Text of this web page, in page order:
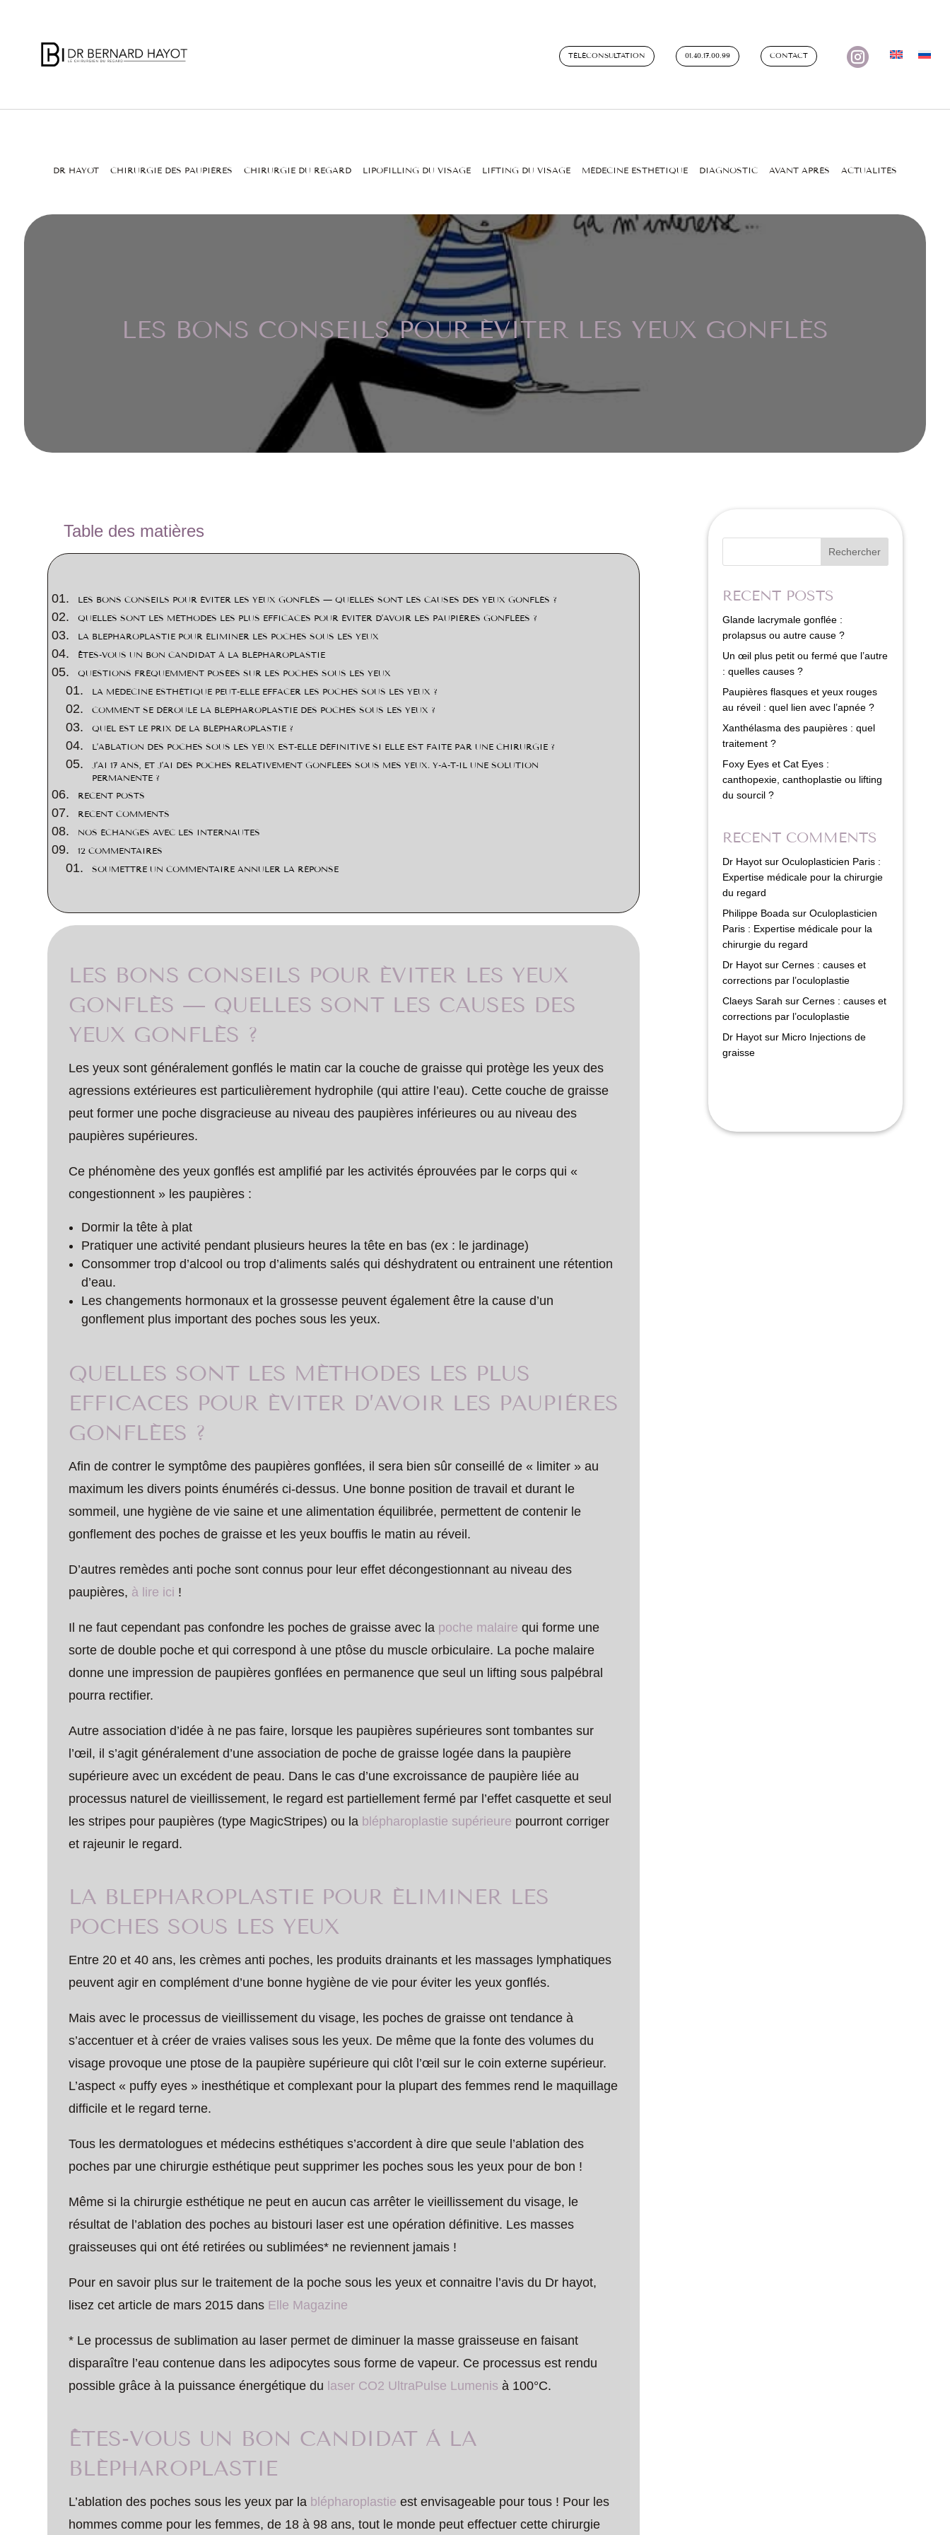
TÉLÉCONSULTATION 01.40.17.00.99 CONTACT 
DR HAYOT CHIRURGIE DES PAUPIÈRES CHIRURGIE DU REGARD LIPOFILLING DU VISAGE LIFTING DU VISAGE MÉDECINE ESTHÉTIQUE DIAGNOSTIC AVANT APRÈS ACTUALITÉS
LES BONS CONSEILS POUR ÉVITER LES YEUX GONFLÉS
Table des matières
LES BONS CONSEILS POUR ÉVITER LES YEUX GONFLÉS — QUELLES SONT LES CAUSES DES YEUX GONFLÉS ?
QUELLES SONT LES MÉTHODES LES PLUS EFFICACES POUR ÉVITER D’AVOIR LES PAUPIÈRES GONFLÉES ?
LA BLEPHAROPLASTIE POUR ÉLIMINER LES POCHES SOUS LES YEUX
ÊTES-VOUS UN BON CANDIDAT À LA BLÉPHAROPLASTIE
QUESTIONS FRÉQUEMMENT POSÉES SUR LES POCHES SOUS LES YEUX
LA MÉDECINE ESTHÉTIQUE PEUT-ELLE EFFACER LES POCHES SOUS LES YEUX ?
COMMENT SE DÉROULE LA BLÉPHAROPLASTIE DES POCHES SOUS LES YEUX ?
QUEL EST LE PRIX DE LA BLÉPHAROPLASTIE ?
L’ABLATION DES POCHES SOUS LES YEUX EST-ELLE DÉFINITIVE SI ELLE EST FAITE PAR UNE CHIRURGIE ?
J’AI 17 ANS, ET J’AI DES POCHES RELATIVEMENT GONFLÉES SOUS MES YEUX. Y-A-T-IL UNE SOLUTION
PERMANENTE ?
RECENT POSTS
RECENT COMMENTS
NOS ÉCHANGES AVEC LES INTERNAUTES
12 COMMENTAIRES
SOUMETTRE UN COMMENTAIRE ANNULER LA RÉPONSE
LES BONS CONSEILS POUR ÉVITER LES YEUX
GONFLÉS — QUELLES SONT LES CAUSES DES
YEUX GONFLÉS ?
Les yeux sont généralement gonflés le matin car la couche de graisse qui protège les yeux des
agressions extérieures est particulièrement hydrophile (qui attire l’eau). Cette couche de graisse
peut former une poche disgracieuse au niveau des paupières inférieures ou au niveau des
paupières supérieures.
Ce phénomène des yeux gonflés est amplifié par les activités éprouvées par le corps qui «
congestionnent » les paupières :
Dormir la tête à plat
Pratiquer une activité pendant plusieurs heures la tête en bas (ex : le jardinage)
Consommer trop d’alcool ou trop d’aliments salés qui déshydratent ou entrainent une rétention
d’eau.
Les changements hormonaux et la grossesse peuvent également être la cause d’un
gonflement plus important des poches sous les yeux.
QUELLES SONT LES MÉTHODES LES PLUS
EFFICACES POUR ÉVITER D’AVOIR LES PAUPIÈRES
GONFLÉES ?
Afin de contrer le symptôme des paupières gonflées, il sera bien sûr conseillé de « limiter » au
maximum les divers points énumérés ci-dessus. Une bonne position de travail et durant le
sommeil, une hygiène de vie saine et une alimentation équilibrée, permettent de contenir le
gonflement des poches de graisse et les yeux bouffis le matin au réveil.
D’autres remèdes anti poche sont connus pour leur effet décongestionnant au niveau des
paupières, à lire ici !
Il ne faut cependant pas confondre les poches de graisse avec la poche malaire qui forme une
sorte de double poche et qui correspond à une ptôse du muscle orbiculaire. La poche malaire
donne une impression de paupières gonflées en permanence que seul un lifting sous palpébral
pourra rectifier.
Autre association d’idée à ne pas faire, lorsque les paupières supérieures sont tombantes sur
l’œil, il s’agit généralement d’une association de poche de graisse logée dans la paupière
supérieure avec un excédent de peau. Dans le cas d’une excroissance de paupière liée au
processus naturel de vieillissement, le regard est partiellement fermé par l’effet casquette et seul
les stripes pour paupières (type MagicStripes) ou la blépharoplastie supérieure pourront corriger
et rajeunir le regard.
LA BLEPHAROPLASTIE POUR ÉLIMINER LES
POCHES SOUS LES YEUX
Entre 20 et 40 ans, les crèmes anti poches, les produits drainants et les massages lymphatiques
peuvent agir en complément d’une bonne hygiène de vie pour éviter les yeux gonflés.
Mais avec le processus de vieillissement du visage, les poches de graisse ont tendance à
s’accentuer et à créer de vraies valises sous les yeux. De même que la fonte des volumes du
visage provoque une ptose de la paupière supérieure qui clôt l’œil sur le coin externe supérieur.
L’aspect « puffy eyes » inesthétique et complexant pour la plupart des femmes rend le maquillage
difficile et le regard terne.
Tous les dermatologues et médecins esthétiques s’accordent à dire que seule l’ablation des
poches par une chirurgie esthétique peut supprimer les poches sous les yeux pour de bon !
Même si la chirurgie esthétique ne peut en aucun cas arrêter le vieillissement du visage, le
résultat de l’ablation des poches au bistouri laser est une opération définitive. Les masses
graisseuses qui ont été retirées ou sublimées* ne reviennent jamais !
Pour en savoir plus sur le traitement de la poche sous les yeux et connaitre l’avis du Dr hayot,
lisez cet article de mars 2015 dans Elle Magazine
* Le processus de sublimation au laser permet de diminuer la masse graisseuse en faisant
disparaître l’eau contenue dans les adipocytes sous forme de vapeur. Ce processus est rendu
possible grâce à la puissance énergétique du laser CO2 UltraPulse Lumenis à 100°C.
ÊTES-VOUS UN BON CANDIDAT À LA
BLÉPHAROPLASTIE
L’ablation des poches sous les yeux par la blépharoplastie est envisageable pour tous ! Pour les
hommes comme pour les femmes, de 18 à 98 ans, tout le monde peut effectuer cette chirurgie
Rechercher
RECENT POSTS
Glande lacrymale gonflée :
prolapsus ou autre cause ?
Un œil plus petit ou fermé que l’autre
: quelles causes ?
Paupières flasques et yeux rouges
au réveil : quel lien avec l’apnée ?
Xanthélasma des paupières : quel
traitement ?
Foxy Eyes et Cat Eyes :
canthopexie, canthoplastie ou lifting
du sourcil ?
RECENT COMMENTS
Dr Hayotsur Oculoplasticien Paris :
Expertise médicale pour la chirurgie
du regard
Philippe Boada sur Oculoplasticien
Paris : Expertise médicale pour la
chirurgie du regard
Dr Hayotsur Cernes : causes et
corrections par l’oculoplastie
Claeys Sarah sur Cernes : causes et
corrections par l’oculoplastie
Dr Hayotsur Micro Injections de
graisse